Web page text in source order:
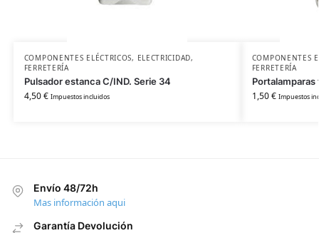
COMPONENTES ELÉCTRICOS, ELECTRICIDAD,
FERRETERÍA
Pulsador estanca C/IND. Serie 34
4,50€ Impuestos incluidos
COMPONENTES
FERRETERÍA
Portalamparas
1,50€ Impuestos
Envío 48/72h
Mas información aqui
Garantía Devolución